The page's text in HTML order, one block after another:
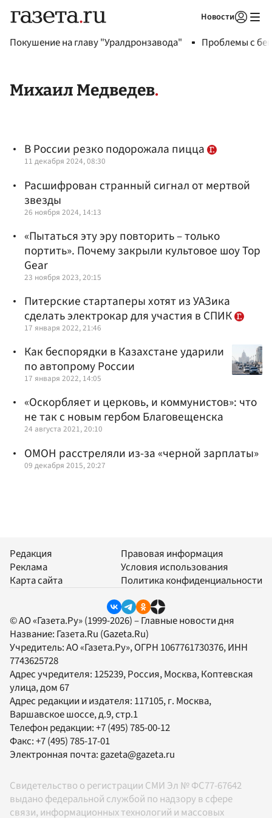
Новости
Покушение на главу "Уралдронзавода" Проблемы с
Михаил Медведев
В России резко подорожала пицца
11 декабря 2024, 08:30
Расшифрован странный сигнал от мертвой
звезды
26 ноября 2024, 14:13
«Пытаться эту эру повторить – только
портить». Почему закрыли культовое шоу Top
Gear
23 ноября 2023, 20:15
Питерские стартаперы хотят из УАЗика
сделать электрокар для участия в СПИК
17 января 2022, 21:46
Как беспорядки в Казахстане ударили
по автопрому России
17 января 2022, 14:05
«Оскорбляет и церковь, и коммунистов»: что
не так с новым гербом Благовещенска
24 августа 2021, 20:10
ОМОН расстреляли из-за «черной зарплаты»
09 декабря 2015, 20:27
Редакция
Реклама
Карта сайта
Правовая информация
Условия использования
Политика конфиденциальности
© АО «Газета.Ру» (1999-2026) – Главные новости дня
Название: Газета.Ru (Gazeta.Ru)
Учредитель:АО «Газета.Ру», ОГРН 1067761730376, ИНН
7743625728
Адрес учредителя: 125239, Россия, Москва, Коптевская
улица, дом 67
Адрес редакции и издателя: 117105, г. Москва,
Варшавское шоссе, д.9, стр.1
Телефон редакции:+7 (495) 785-00-12
Факс:+7 (495) 785-17-01
Электронная почта:gazeta@gazeta.ru
Свидетельство о регистрации СМИ Эл № ФС77-67642
выдано федеральной службой по надзору в сфере
связи, информационных технологий и массовых